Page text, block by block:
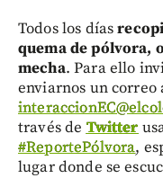
Todos los días
quema de pólvora,
mecha. Para ello
enviarnos un correo
través de Twitter
#ReportePólvora,
lugar donde se